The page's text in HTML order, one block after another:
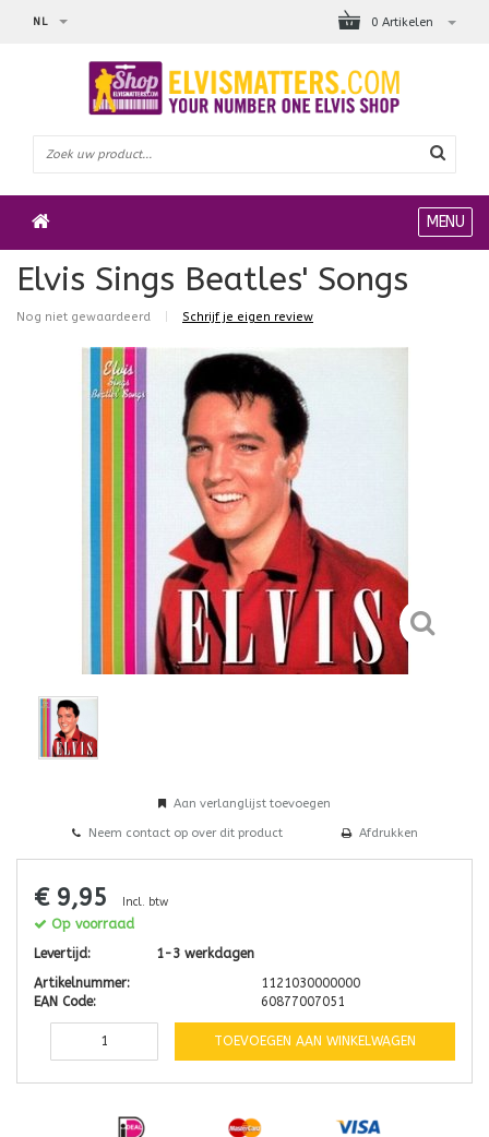
0 Artikelen
NL
MENU
Elvis Sings Beatles' Songs
Nog niet gewaardeerd Schrijf je eigen review
Aan verlanglijst toevoegen
Neem contact op over dit product Afdrukken
€ 9,95 Incl. btw
Op voorraad
Levertijd:
1-3 werkdagen
Artikelnummer:
1121030000000
EAN Code:
60877007051
TOEVOEGEN AAN WINKELWAGEN